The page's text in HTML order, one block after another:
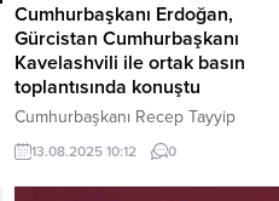
Cumhurbaşkanı Erdoğan,
Gürcistan Cumhurbaşkanı
Kavelashvili ile ortak basın
toplantısında konuştu
Cumhurbaşkanı Recep Tayyip
Erdoğan, Cumhurbaşkanlığı
Külliyesindeki ikili görüşmenin
ardından
13.08.2025 10:12 0